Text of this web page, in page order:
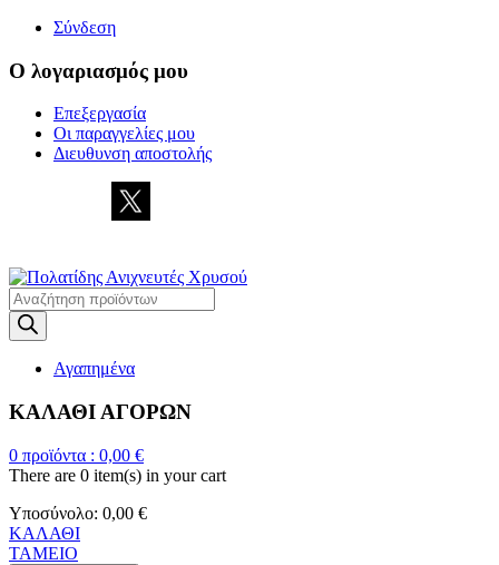
Σύνδεση
Ο λογαριασμός μου
Επεξεργασία
Οι παραγγελίες μου
Διευθυνση αποστολής
Products
search
Αγαπημένα
ΚΑΛΑΘΙ ΑΓΟΡΩΝ
0 προϊόντα : 0,00 €
There are 0 item(s) in your cart
Υποσύνολο: 0,00 €
ΚΑΛΑΘΙ
ΤΑΜΕΙΟ